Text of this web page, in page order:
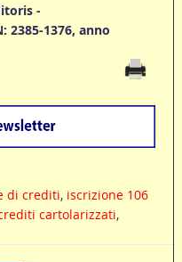
-
2385-1376, anno
di crediti, iscrizione 106
cartolarizzati,